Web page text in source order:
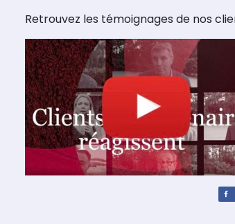
Retrouvez les témoignages de nos